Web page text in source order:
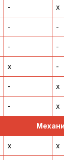
- x
- -
- -
x -
- x
- x
x x